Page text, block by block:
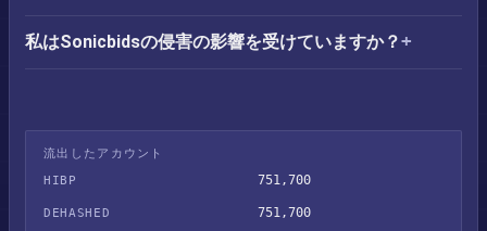
私はSonicbidsの侵害の影響を受けていますか？
流出したアカウント
HIBP
751,700
DEHASHED 751,700